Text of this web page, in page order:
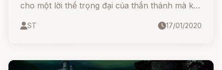
cho một lời thề trọng đại của thần thánh mà khi
ST 17/01/2020